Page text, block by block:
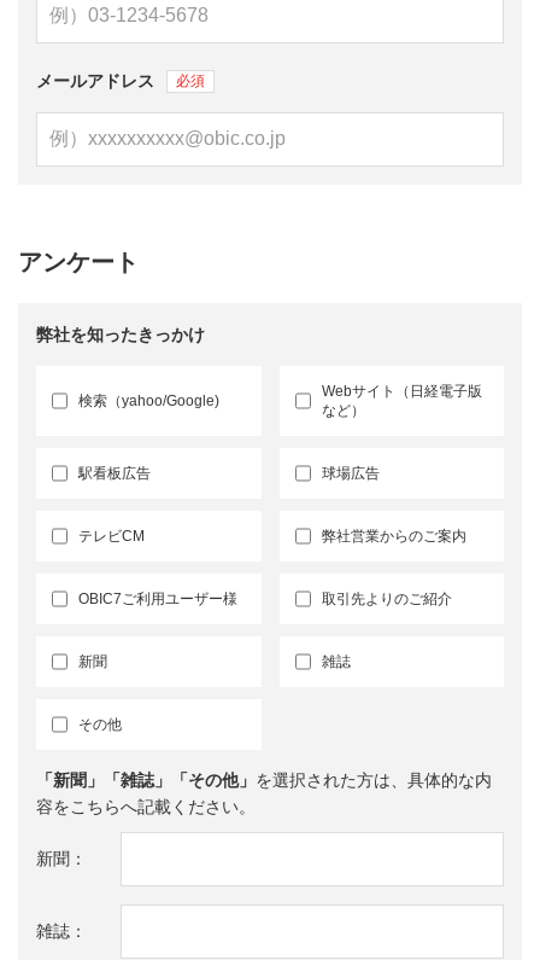
メールアドレス
アンケート
弊社を知ったきっかけ
検索（yahoo/Google)
Webサイト（日経電子版
など）
駅看板広告 球場広告
テレビCM 弊社営業からのご案内
OBIC7ご利用ユーザー様 取引先よりのご紹介
新聞 雑誌
その他
「新聞」「雑誌」「その他」 を選択された方は、具体的な内
容をこちらへ記載ください。
新聞
雑誌